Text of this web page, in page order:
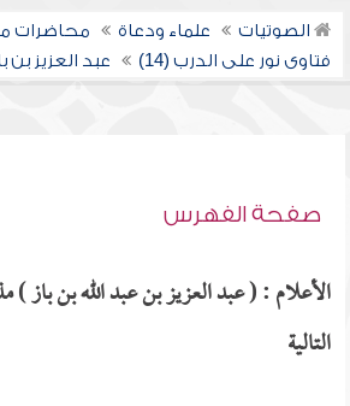
الصوتيات علماء ودعاة
محاضرات
فتاوى نور على الدرب (14)
عبد العزيز بن
صفحة الفهرس
الأعلام : ( عبد العزيز بن عبد الله بن باز )
التالية